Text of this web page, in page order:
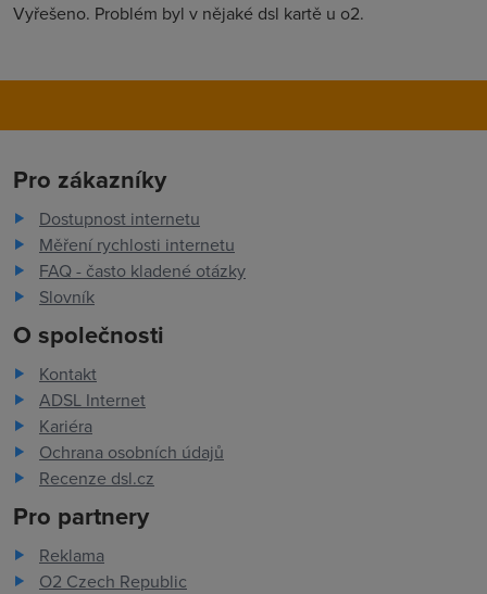
Vyřešeno. Problém byl v nějaké dsl kartě u o2.
Pro zákazníky
Dostupnost internetu
Měření rychlosti internetu
FAQ - často kladené otázky
Slovník
O společnosti
Kontakt
ADSL Internet
Kariéra
Ochrana osobních údajů
Recenze dsl.cz
Pro partnery
Reklama
O2 Czech Republic